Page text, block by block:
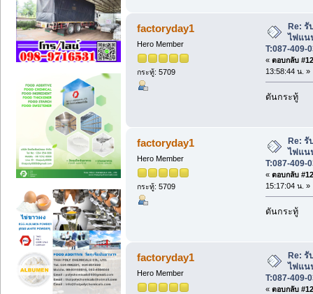
factoryday1
Hero Member
กระทู้: 5709
Re: รั
ไฟแน
T:087-409-
« ตอบกลับ
13:58:44 น. »
ดันกระทู้
factoryday1
Hero Member
กระทู้: 5709
Re: รั
ไฟแน
T:087-409-
« ตอบกลับ
15:17:04 น. »
ดันกระทู้
factoryday1
Hero Member
Re: รั
ไฟแน
T:087-409-
« ตอบกลับ